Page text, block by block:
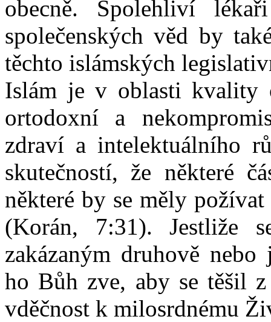
obecně. Spolehliví
společenských věd by
těchto islámských
Islám je v oblasti kvality
ortodoxní a
zdraví a intelektuálního
skutečností, že některé
některé by se měly
(Korán, 7:31). Jestliže
zakázaným druhově
ho Bůh zve, aby se těšil
vděčnost k milosrdnému